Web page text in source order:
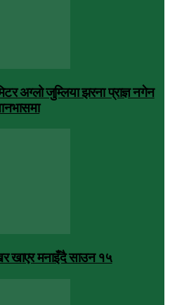
अग्लो जुम्लिया झरना प्राज्ञ नगेन
खाएर मनाइँदै साउन १५